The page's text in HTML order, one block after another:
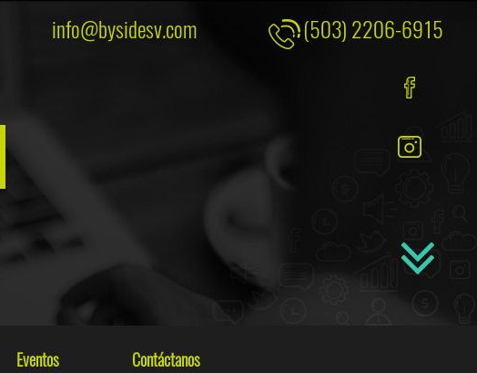
info@bysidesv.com (503) 2206-6915
Eventos Contáctanos